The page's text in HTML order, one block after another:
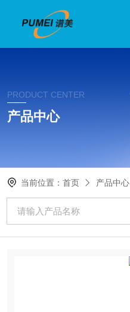
PRODUCT CENTER
产品中心
当前位置：首页 产品中心